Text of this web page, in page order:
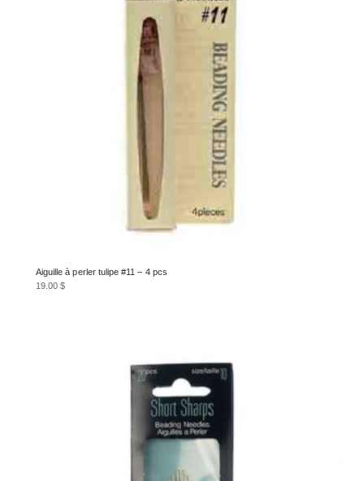
Aiguille à perler tulipe #11 – 4 pcs
19.00$